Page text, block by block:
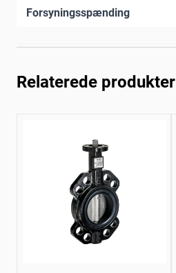
Forsyningsspænding
Relaterede produkter